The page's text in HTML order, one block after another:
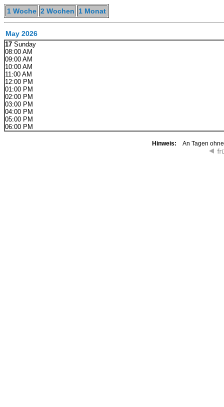
1 Woche 2 Wochen 1 Monat
May 2026
17 Sunday
08:00 AM
09:00 AM
10:00 AM
11:00 AM
12:00 PM
01:00 PM
02:00 PM
03:00 PM
04:00 PM
05:00 PM
06:00 PM
Hinweis: An Tagen